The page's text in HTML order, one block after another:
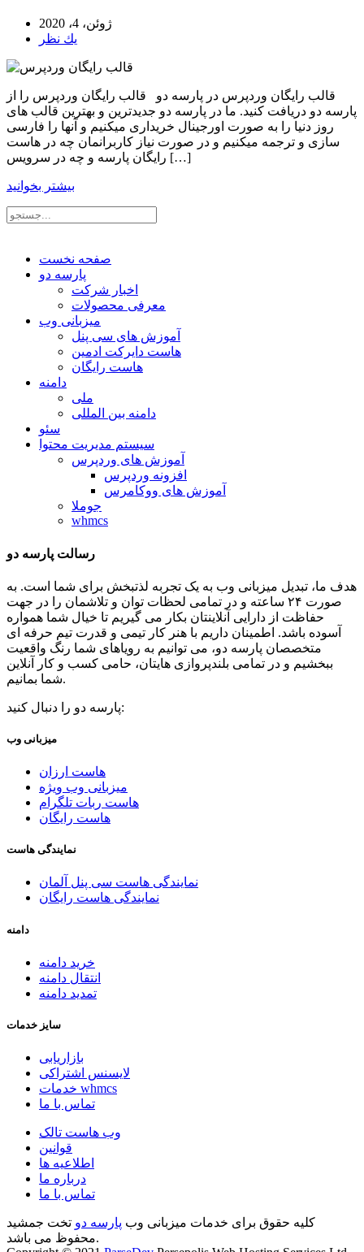
ژوئن، 4، 2020
يك نظر
قالب رایگان وردپرس در پارسه دو قالب رایگان وردپرس را از
پارسه دو دریافت کنید. ما در پارسه دو جدیدترین و بهترین قالب های
روز دنیا را به صورت اورجینال خریداری میکنیم و آنها را فارسی
سازی و ترجمه میکنیم و در صورت نیاز کاربرانمان چه در هاست
رایگان پارسه و چه در سرویس […]
بیشتر بخوانید
صفحه نخست
پارسه دو
اخبار شرکت
معرفی محصولات
میزبانی وب
آموزش های سی پنل
هاست دایرکت ادمین
هاست رایگان
دامنه
ملی
دامنه بین المللی
سئو
سیستم مدیریت محتوا
آموزش های وردپرس
افزونه وردپرس
آموزش های ووکامرس
جوملا
whmcs
رسالت پارسه دو
هدف ما، تبدیل میزبانی وب به یک تجربه لذتبخش برای شما است. به
صورت ۲۴ ساعته و در تمامی لحظات توان و تلاشمان را در جهت
حفاظت از دارایی آنلاینتان بکار می گیریم تا خیال شما همواره
آسوده باشد. اطمینان داریم با هنر کار تیمی و قدرت تیم حرفه ای
متخصصان پارسه دو، می توانیم به رویاهای شما رنگ واقعیت
ببخشیم و در تمامی بلندپروازی هایتان، حامی کسب و کار آنلاین
شما بمانیم.
پارسه دو را دنبال کنید:
میزبانی وب
هاست ارزان
میزبانی وب ویژه
هاست ربات تلگرام
هاست رایگان
نمایندگی هاست
نمایندگی هاست سی پنل آلمان
نمایندگی هاست رایگان
دامنه
خرید دامنه
انتقال دامنه
تمدید دامنه
سایز خدمات
بازاریابی
لایسنس اشتراکی
خدمات whmcs
تماس با ما
وب هاست تالک
قوانین
اطلاعیه ها
درباره ما
تماس با ما
کلیه حقوق برای خدمات میزبانی وب پارسه دو تخت جمشید
محفوظ می باشد.